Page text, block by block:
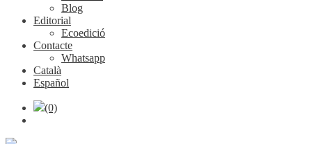
Blog
Editorial
Ecoedició
Contacte
Whatsapp
Català
Español
(0)